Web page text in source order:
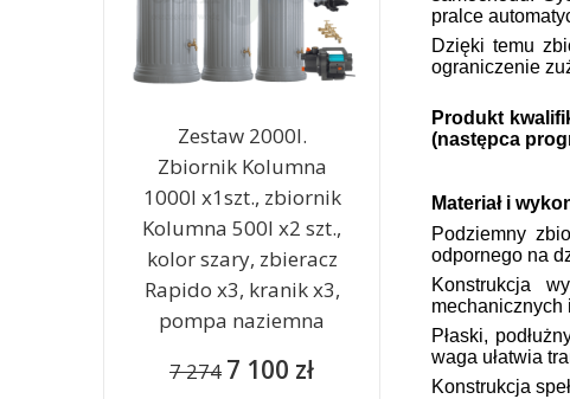
pralce
Dzięki temu
ograniczenie
Produkt
(następca
Materiał i
Podziemny
odpornego na
Konstrukcja
mechanicznych
Płaski,
waga ułatwia
Konstrukcja
Zestaw 2000l.
Zbiornik Kolumna
1000l x1szt., zbiornik
Kolumna 500l x2 szt.,
kolor szary, zbieracz
Rapido x3, kranik x3,
pompa naziemna
7 274 7 100 zł